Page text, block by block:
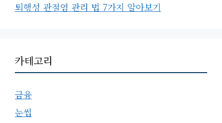
퇴행성 관절염 관리 법 7가지 알아보기
카테고리
금융
눈썹